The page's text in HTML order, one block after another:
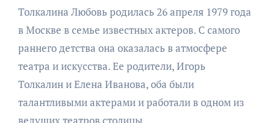
Толкалина Любовь родилась 26 апреля 1979 года
в Москве в семье известных актеров. С самого
раннего детства она оказалась в атмосфере
театра и искусства. Ее родители, Игорь
Толкалин и Елена Иванова, оба были
талантливыми актерами и работали в одном из